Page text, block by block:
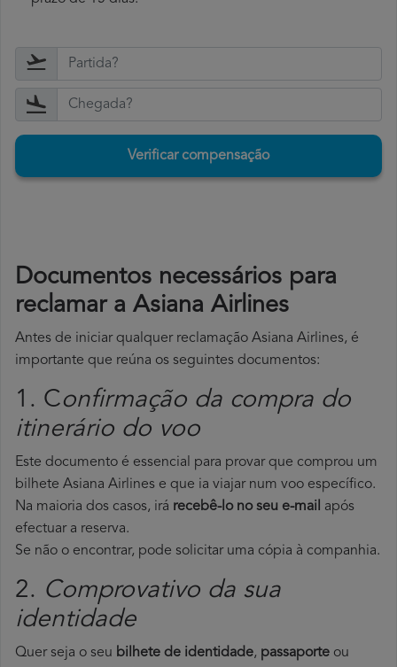
Verificar compensação
Documentos necessários para
reclamar a Asiana Airlines
Antes de iniciar qualquer reclamação Asiana Airlines, é
importante que reúna os seguintes documentos:
1. Confirmação da compra do
itinerário do voo
Este documento é essencial para provar que comprou um
bilhete Asiana Airlines e que ia viajar num voo específico.
Na maioria dos casos, irá recebê-lo no seu e-mail após
efectuar a reserva.
Se não o encontrar, pode solicitar uma cópia à companhia.
2. Comprovativo da sua
identidade
Quer seja o seu bilhete de identidade, passaporte ou